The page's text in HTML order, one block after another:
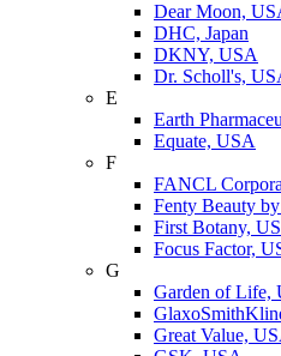
Dear Moon,
DHC, Japan
DKNY, USA
Dr. Scholl's,
E
Earth
Equate, USA
F
FANCL
Fenty Beauty
First Botany,
Focus Factor,
G
Garden of Life,
Great Value,